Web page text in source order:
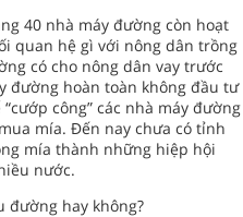
40 nhà máy đường còn hoạt
quan hệ gì với nông dân trồng
có cho nông dân vay trước
đường hoàn toàn không đầu tư
công” các nhà máy đường
mía. Đến nay chưa có tỉnh
mía thành những hiệp hội
nước.
đường hay không?